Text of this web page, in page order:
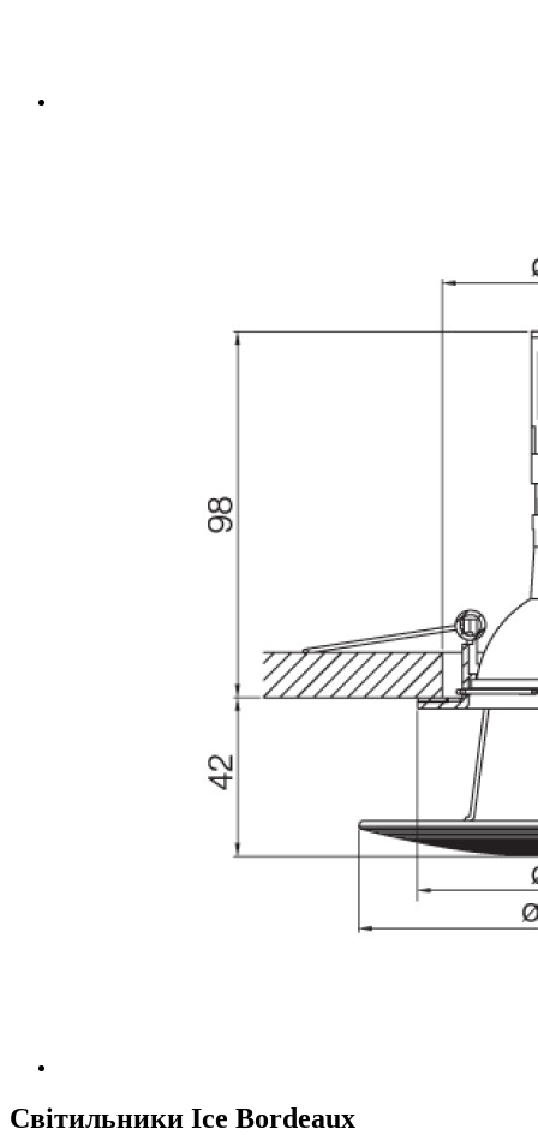
Світильники Ice Bordeaux